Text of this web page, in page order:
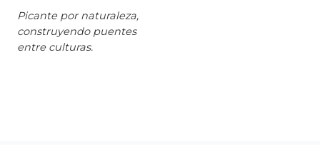
Picante por naturaleza,
construyendo puentes
entre culturas.